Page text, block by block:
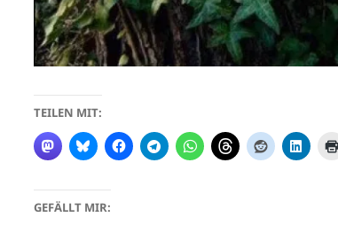
TEILEN MIT:
GEFÄLLT MIR: